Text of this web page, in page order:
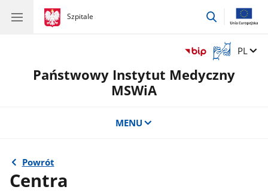
gov.pl
Szpitale
gov.pl
Szpitale
przejdź
Otwórz
okno
z
Zmień
PL
Państwowy Instytut Medyczny
MSWiA
MENU
Powrót
Centra